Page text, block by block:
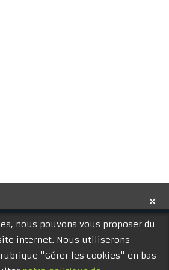
✕
nous pouvons vous proposer du
internet. Nous utiliserons
"Gérer les cookies" en bas